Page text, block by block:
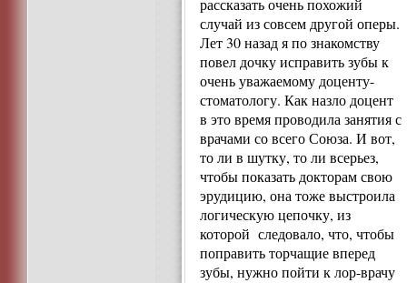
рассказать очень похожий
случай из совсем другой оперы.
Лет 30 назад я по знакомству
повел дочку исправить зубы к
очень уважаемому доценту-
стоматологу. Как назло доцент
в это время проводила занятия с
врачами со всего Союза. И вот,
то ли в шутку, то ли всерьез,
чтобы показать докторам свою
эрудицию, она тоже выстроила
логическую цепочку, из
которой следовало, что, чтобы
поправить торчащие вперед
зубы, нужно пойти к лор-врачу